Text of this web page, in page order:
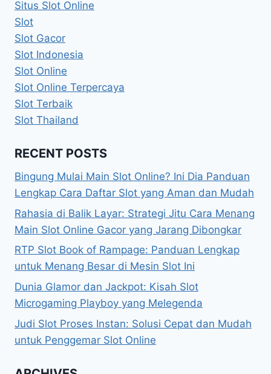
Situs Slot Online
Slot
Slot Gacor
Slot Indonesia
Slot Online
Slot Online Terpercaya
Slot Terbaik
Slot Thailand
RECENT POSTS
Bingung Mulai Main Slot Online? Ini Dia Panduan
Lengkap Cara Daftar Slot yang Aman dan Mudah
Rahasia di Balik Layar: Strategi Jitu Cara Menang
Main Slot Online Gacor yang Jarang Dibongkar
RTP Slot Book of Rampage: Panduan Lengkap
untuk Menang Besar di Mesin Slot Ini
Dunia Glamor dan Jackpot: Kisah Slot
Microgaming Playboy yang Melegenda
Judi Slot Proses Instan: Solusi Cepat dan Mudah
untuk Penggemar Slot Online